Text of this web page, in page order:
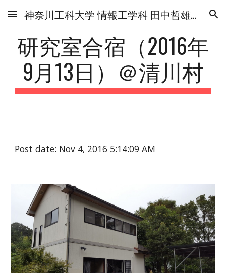
Skip to main content Skip to navigation
神奈川工科大学 情報工学科 田中哲雄研究室
研究室合宿（2016年
9月13日）＠清川村
Post date: Nov 4, 2016 5:14:09 AM